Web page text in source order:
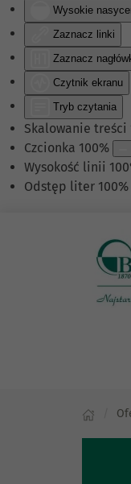
Wysokie
Zaznacz linki
Zaznacz
Czytnik ekranu
Tryb czytania
Skalowanie treści
Czcionka 100%
Wysokość linii 100
Odstęp liter 100%